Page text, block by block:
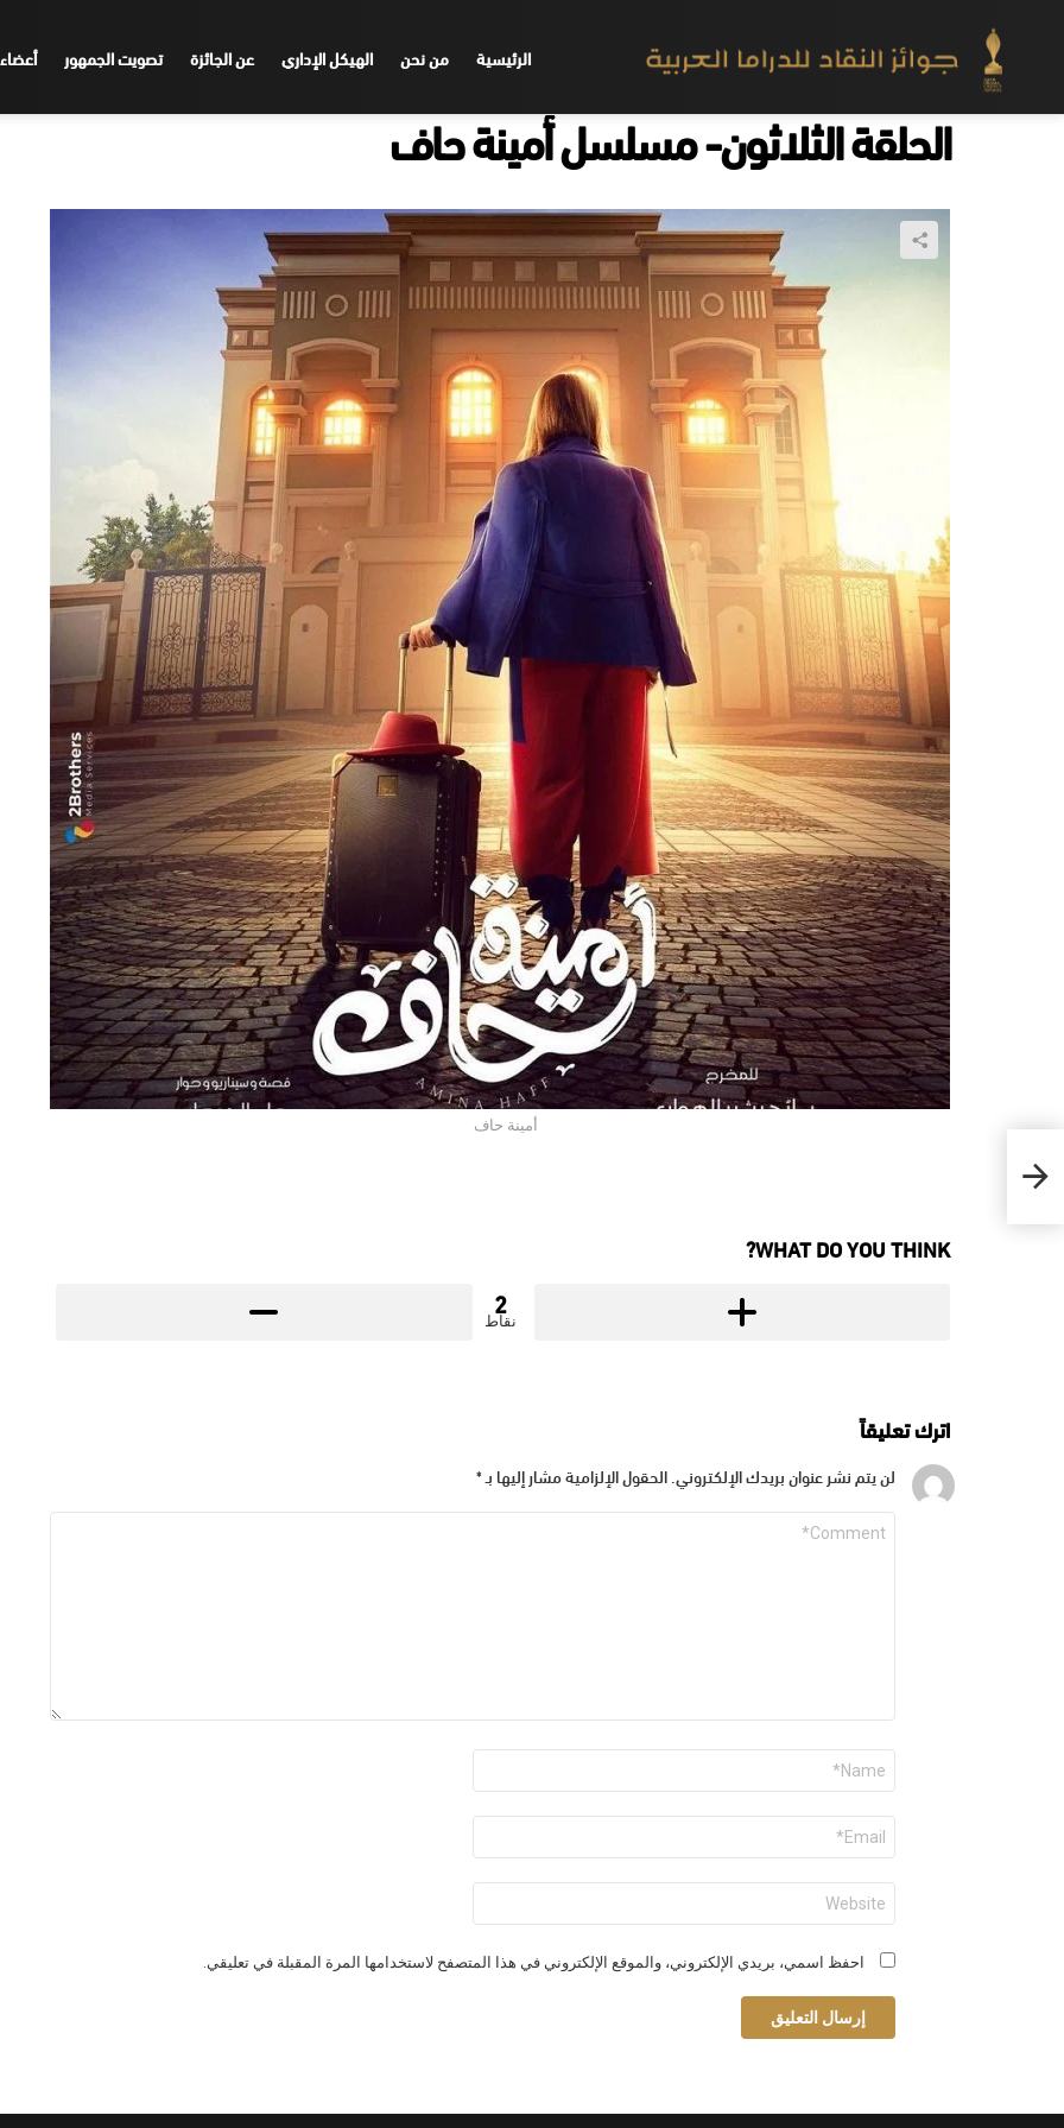
الرئيسية من نحن الهيكل الإداري عن الجائزة تصويت الجمهور
الحلقة الثلاثون- مسلسل أمينة حاف
أمينة حاف
WHAT DO YOU THINK?
2
نقاط
اترك تعليقاً
لن يتم نشر عنوان بريدك الإلكتروني.الحقول الإلزامية مشار إليها بـ*
البريد
الإلكتروني
*
الموقع
الإلكتروني
احفظ اسمي، بريدي الإلكتروني، والموقع الإلكتروني في هذا المتصفح لاستخدامها المرة المقبلة في تعليقي.